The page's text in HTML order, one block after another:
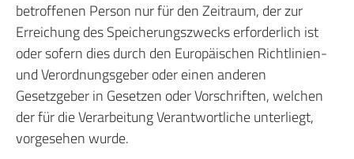
betroffenen Person nur für den Zeitraum, der zur
Erreichung des Speicherungszwecks erforderlich ist
oder sofern dies durch den Europäischen Richtlinien-
und Verordnungsgeber oder einen anderen
Gesetzgeber in Gesetzen oder Vorschriften, welchen
der für die Verarbeitung Verantwortliche unterliegt,
vorgesehen wurde.